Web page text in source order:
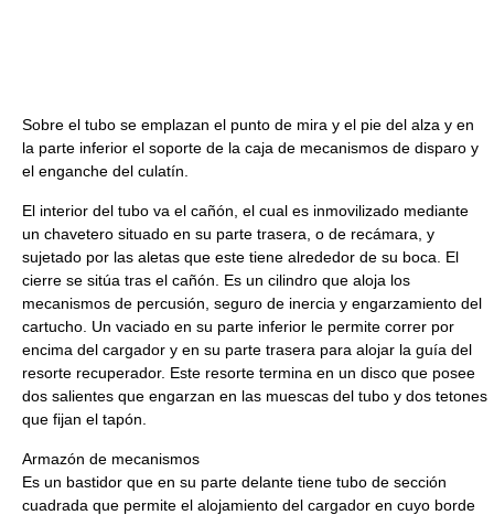
Sobre el tubo se emplazan el punto de mira y el pie del alza y en
la parte inferior el soporte de la caja de mecanismos de disparo y
el enganche del culatín.
El interior del tubo va el cañón, el cual es inmovilizado mediante
un chavetero situado en su parte trasera, o de recámara, y
sujetado por las aletas que este tiene alrededor de su boca. El
cierre se sitúa tras el cañón. Es un cilindro que aloja los
mecanismos de percusión, seguro de inercia y engarzamiento del
cartucho. Un vaciado en su parte inferior le permite correr por
encima del cargador y en su parte trasera para alojar la guía del
resorte recuperador. Este resorte termina en un disco que posee
dos salientes que engarzan en las muescas del tubo y dos tetones
que fijan el tapón.
Armazón de mecanismos
Es un bastidor que en su parte delante tiene tubo de sección
cuadrada que permite el alojamiento del cargador en cuyo borde